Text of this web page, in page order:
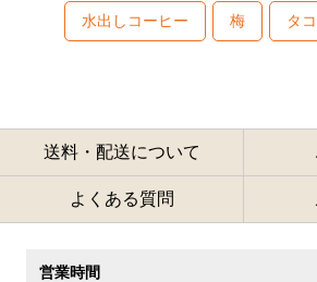
水出しコーヒー 梅 タ
送料・配送について
よくある質問
営業時間